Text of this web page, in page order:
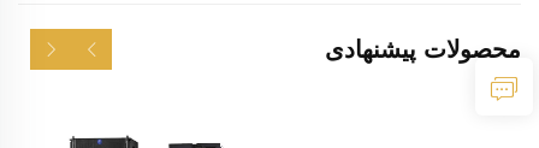
محصولات پیشنهادی